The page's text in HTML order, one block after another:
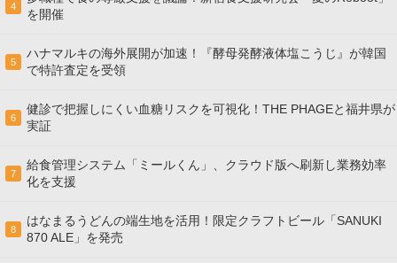
4
を開催
5
ハナマルキの海外展開が加速！『酵母発酵液体塩こうじ』が韓国
で特許査定を受領
6
健診で把握しにくい血糖リスクを可視化！THE PHAGEと福井県が
実証
7
給食管理システム「ミールくん」、クラウド版へ刷新し業務効率
化を支援
8
はなまるうどんの端生地を活用！限定クラフトビール「SANUKI
870 ALE」を発売